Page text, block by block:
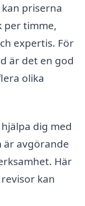
priserna
per timme,
expertis. För
är det en god
olika
dig med
är avgörande
Här
kan